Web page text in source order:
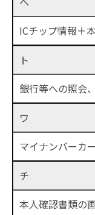
ICチップ情報＋
ト
銀行等への照会
ワ
マイナンバーカ
チ
本人確認書類の